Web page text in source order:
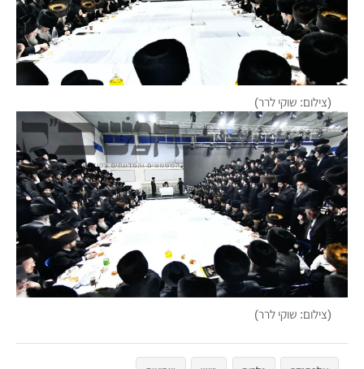
(צילום: שוקי לרר)
(צילום: שוקי לרר)